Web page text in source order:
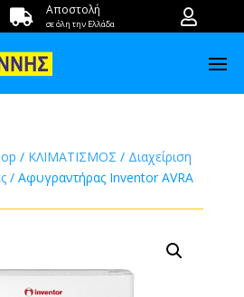
 Αποστολή
σε όλη την Ελλάδα 
/ ΚΛΙΜΑΤΙΣΜΟΣ / Διαχείριση
/ Αφυγραντήρας Inventor AVRA